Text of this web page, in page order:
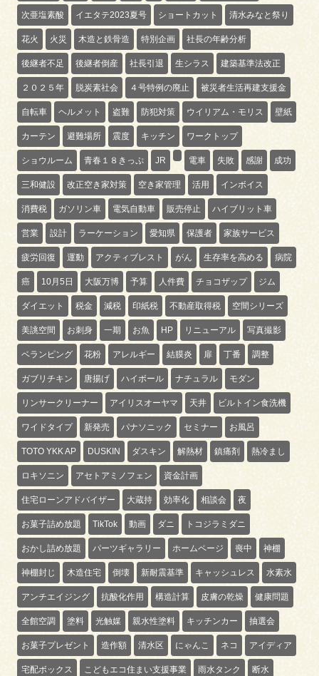
次亜塩素酸 イエタテ2023夏号 ショートカット 清水みなと祭り
花火 火災 木造と鉄骨造 特別企画 社長の年齢分析
後継者不足 後継者倒産 社長引退 生シラス 建築基準法改正
２０２５年 脱炭素社会 ４号特例の廃止 被災者生活再建支援金
自転車 ヘルメット 盗難 防犯対策 ウイリアム・モリス 壁紙
カーテン 避難場所 震度 キッチン ワークトップ
ショウルーム 青春１８きっぷ JR 電車 失敗 感謝 成功
三和健設 改正空き家対策 空き家管理 活用 インボイス
消費税 ガソリン車 電気自動車 販売停止 ハイブリット車
営業 設計 ラーケーション 愛知県 保護者 家族サービス
疲労回復 運動 アクティブレスト がん 生存率を高める 病院
癌 10月5日 大阪万博 予算 人件費 チョコザップ ジム
ダイエット 税金 減税 印紙税 不動産取得税 空間シリーズ
美誂空間 お刺身 一期 お魚 HP リニューアル 写真撮影
ベランピング 花粉 アレルギー 結膜炎 扉 丁番 調整
ガブリチキン 唐揚げ ハイボール ナチュラル モダン
リンサークリーナー アイリスオーヤマ 天井 ビルトイン食洗機
ワイドタイプ 新発売 パナソニック セミナー お風呂
TOTO YKK AP DUSKIN ダスキン 解熱材 鎮痛剤 熱冷まし
ロキソニン アセトアミノフェン 資金計画
住宅ローンアドバイザー 大蔵持 効率化 相談会 夜
お菓子詰め放題 TikTok 動画 ダニ トコジラミダニ
おかし詰め放題 パーツギャラリー ホームページ 喪中 神棚
神棚封じ 木造住宅 倒壊 新耐震基準 キャッシュレス 水素水
アンチエイジング 抗酸化作用 構造計算 皮膚の乾燥 健康問題
全館空調 塗料 光触媒 親水性塗料 キッチンカー 抽選会
お菓子プレゼント 造作額 清水区 にゃんこ ネコ アイディア
宅配ボックス こどもエコ住まい支援事業 雨水タンク 断水